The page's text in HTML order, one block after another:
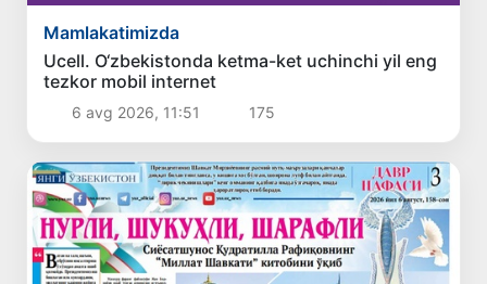
Mamlakatimizda
Ucell. O‘zbekistonda ketma-ket uchinchi yil eng
tezkor mobil internet
6 avg 2026, 11:51 175